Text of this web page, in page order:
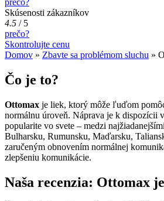
Skúsenosti zákazníkov
4.5 / 5
prečo?
Skontrolujte cenu
Domov » Zbavte sa problémom sluchu »
Čo je to?
Ottomax je liek, ktorý môže ľuďom
normálnu úroveň. Náprava je k dispozícii
popularite vo svete – medzi
Bulharsku, Rumunsku, Maďarsku,
zaručeným obnovením normálnej
zlepšeniu komunikácie.
Naša recenzia: Ottomax